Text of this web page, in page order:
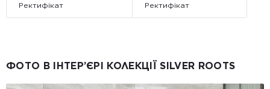
Ректифікат Ректифікат
ФОТО В ІНТЕР’ЄРІ КОЛЕКЦІЇ SILVER ROOTS